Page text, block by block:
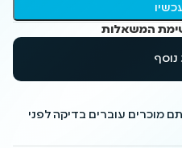
המשאלות
נוסף
עוברים בדיקה לפני